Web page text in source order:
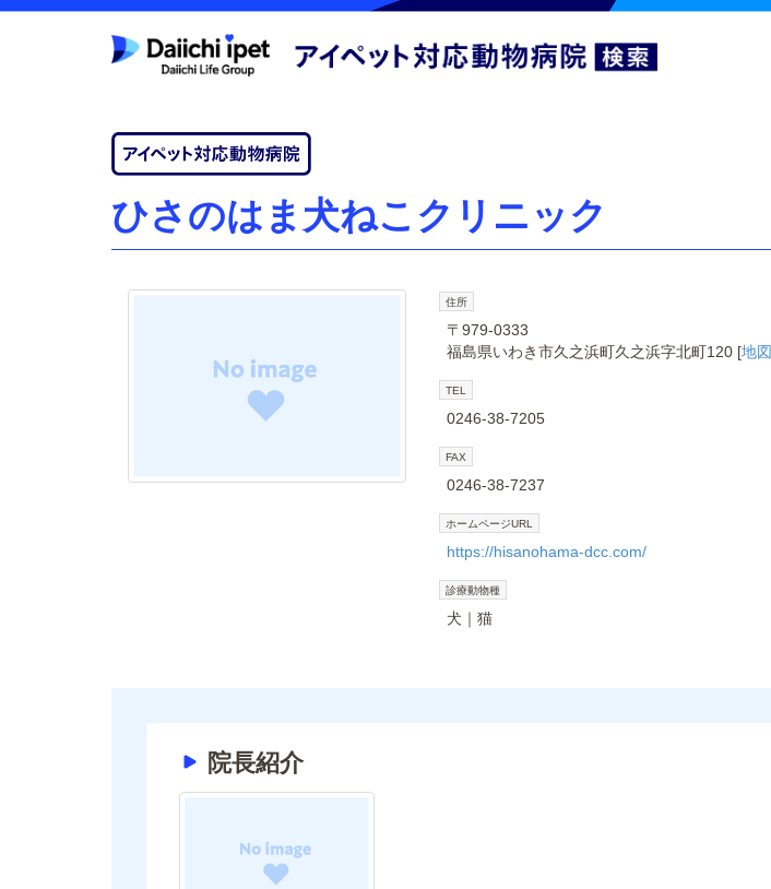
ひさのはま犬ねこクリニック
住所
〒979-0333
福島県いわき市久之浜町久之浜字北町120 [地図
TEL
0246-38-7205
FAX
0246-38-7237
ホームページURL
https://hisanohama-dcc.com/
診療動物種
犬 猫
院長紹介